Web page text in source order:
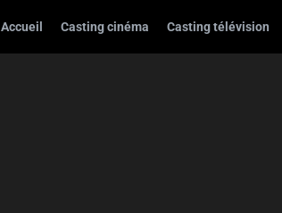
Accueil Casting cinéma Casting télévision